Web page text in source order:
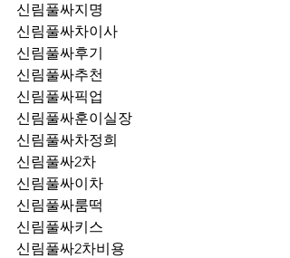
신림풀싸지명
신림풀싸차이사
신림풀싸후기
신림풀싸추천
신림풀싸훈이실장
신림풀싸차정희
신림풀싸2차
신림풀싸이차
신림풀싸룸떡
신림풀싸키스
신림풀싸2차비용